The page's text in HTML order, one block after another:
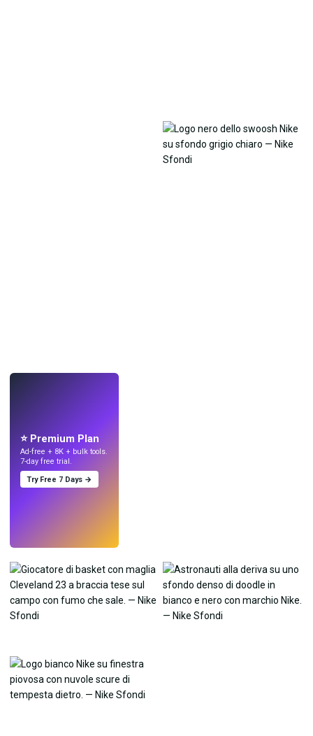
⭐ Premium Plan
Ad-free + 8K + bulk tools.
7-day free trial.
Try Free 7 Days →